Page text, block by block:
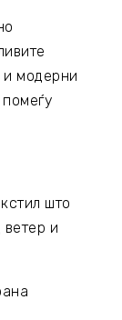
и модерни
што
и